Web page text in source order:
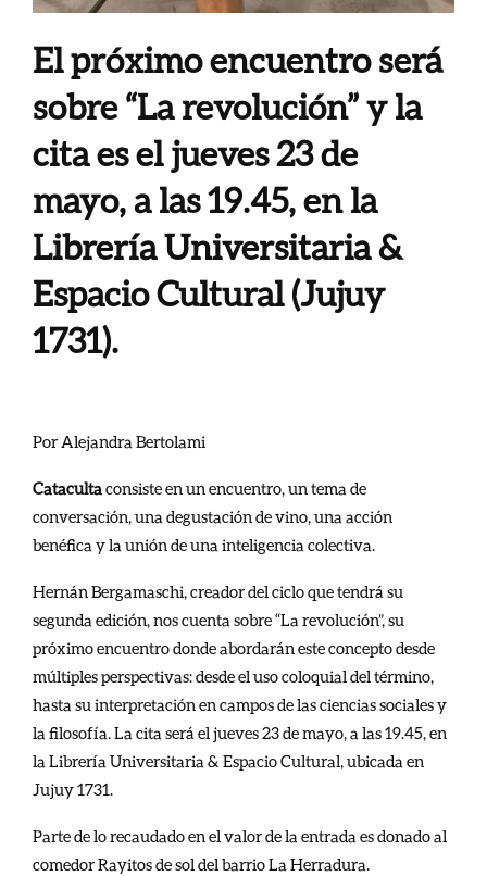
El próximo encuentro será
sobre “La revolución” y la
cita es el jueves 23 de
mayo, a las 19.45, en la
Librería Universitaria &
Espacio Cultural (Jujuy
1731).
Por Alejandra Bertolami
Catacultaconsiste en un encuentro, un tema de
conversación, una degustación de vino, una acción
benéfica y la unión de una inteligencia colectiva.
Hernán Bergamaschi, creador del ciclo que tendrá su
segunda edición, nos cuenta sobre “La revolución”, su
próximo encuentro donde abordarán este concepto desde
múltiples perspectivas: desde el uso coloquial del término,
hasta su interpretación en campos de las ciencias sociales y
la filosofía. La cita será el jueves 23 de mayo, a las 19.45, en
la Librería Universitaria & Espacio Cultural, ubicada en
Jujuy 1731.
Parte de lo recaudado en el valor de la entrada es donado al
comedor Rayitos de sol del barrio La Herradura.